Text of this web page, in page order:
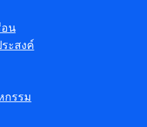
อน
ะสงค์
กรรม